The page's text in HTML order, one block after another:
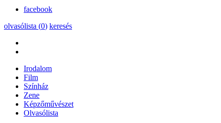
facebook
olvasólista (0) keresés
Irodalom
Film
Színház
Zene
Képzőművészet
Olvasólista